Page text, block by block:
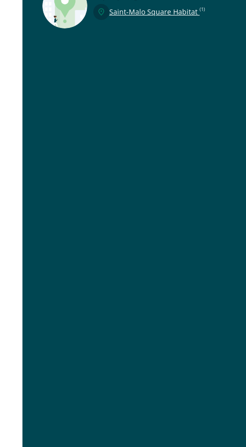
Saint-Malo Square Habitat (1)